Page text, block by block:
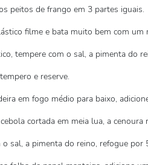
peitos de frango em 3 partes iguais.
filme e bata muito bem com um
tempere com o sal, a pimenta do
e reserve.
em fogo médio para baixo,
cortada em meia lua, a cenoura
o sal, a pimenta do reino, refogue por